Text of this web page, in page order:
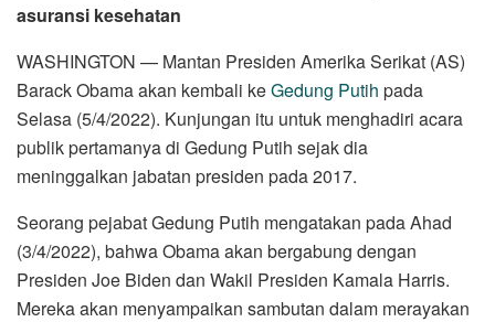
asuransi kesehatan
WASHINGTON — Mantan Presiden Amerika Serikat (AS)
Barack Obama akan kembali keGedung Putih pada
Selasa (5/4/2022). Kunjungan itu untuk menghadiri acara
publik pertamanya di Gedung Putih sejak dia
meninggalkan jabatan presiden pada 2017.
Seorang pejabat Gedung Putih mengatakan pada Ahad
(3/4/2022), bahwa Obama akan bergabung dengan
Presiden Joe Biden dan Wakil Presiden Kamala Harris.
Mereka akan menyampaikan sambutan dalam merayakan